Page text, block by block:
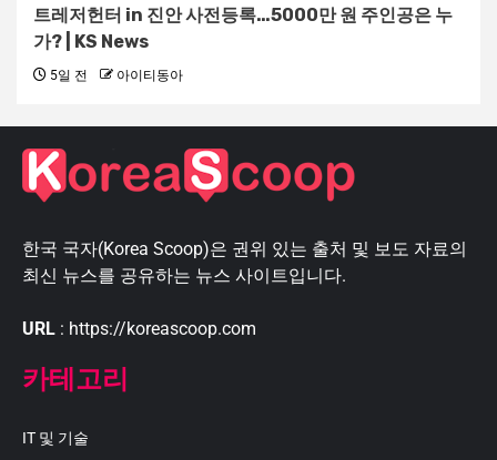
트레저헌터 in 진안 사전등록…5000만 원 주인공은 누
가? | KS News
5일 전 아이티동아
한국 국자(Korea Scoop)은 권위 있는 출처 및 보도 자료의
최신 뉴스를 공유하는 뉴스 사이트입니다.
URL : https://koreascoop.com
카테고리
IT 및 기술